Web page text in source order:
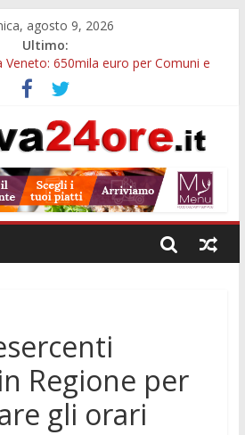
agosto 9, 2026
Ultimo:
Veneto: 650mila euro per Comuni e
domande: 2,5 milioni per formare
astronomia, musica e sapori al
10: censimento a Monselice, arresto
23: maltrattamenti, arresto a
Regione per
gli orari